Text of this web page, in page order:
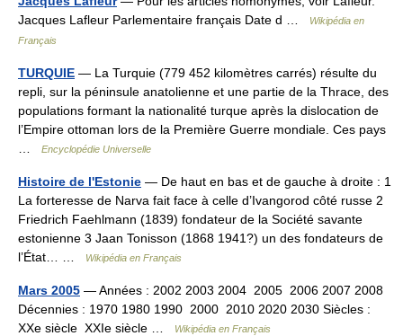
Jacques Lafleur Parlementaire français Date d …
Wikipédia en
Français
TURQUIE — La Turquie (779 452 kilomètres carrés) résulte du
repli, sur la péninsule anatolienne et une partie de la Thrace, des
populations formant la nationalité turque après la dislocation de
l’Empire ottoman lors de la Première Guerre mondiale. Ces pays
Encyclopédie Universelle
Histoire de l'Estonie — De haut en bas et de gauche à droite : 1
La forteresse de Narva fait face à celle d’Ivangorod côté russe 2
Friedrich Faehlmann (1839) fondateur de la Société savante
estonienne 3 Jaan Tonisson (1868 1941?) un des fondateurs de
l’État… …
Wikipédia en Français
Mars 2005 — Années : 2002 2003 2004 2005 2006 2007 2008
Décennies : 1970 1980 1990 2000 2010 2020 2030 Siècles :
XXe siècle XXIe siècle …
Wikipédia en Français